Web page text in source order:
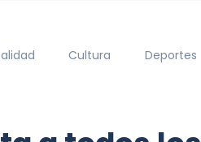
Cultura Deportes